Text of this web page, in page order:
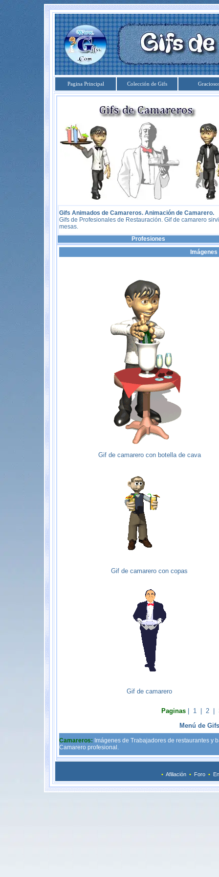
Pagina Principal Colección de Gifs
Gifs Animados de Camareros. Animación de Camarero.
Gifs de Profesionales de Restauración. Gif de camarero
mesas.
Profesiones
Gif de camarero con botella de cava
Gif de camarero con copas
Gif de camarero
Paginas| 1| 2|
Menú de
Camareros: Imágenes de Trabajadores de restaurantes y
Camarero profesional.
• Afiliación • Foro •